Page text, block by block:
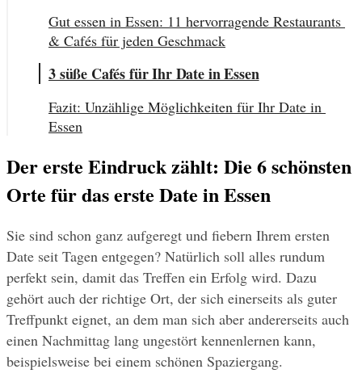
Gut essen in Essen: 11 hervorragende Restaurants
& Cafés für jeden Geschmack
3 süße Cafés für Ihr Date in Essen
Fazit: Unzählige Möglichkeiten für Ihr Date in
Essen
Der erste Eindruck zählt: Die 6 schönsten
Orte für das erste Date in Essen
Sie sind schon ganz aufgeregt und fiebern Ihrem ersten
Date seit Tagen entgegen? Natürlich soll alles rundum
perfekt sein, damit das Treffen ein Erfolg wird. Dazu
gehört auch der richtige Ort, der sich einerseits als guter
Treffpunkt eignet, an dem man sich aber andererseits auch
einen Nachmittag lang ungestört kennenlernen kann,
beispielsweise bei einem schönen Spaziergang.